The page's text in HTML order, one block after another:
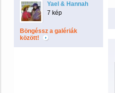
Yael & Hannah
7 kép
Böngéssz a galériák
között!